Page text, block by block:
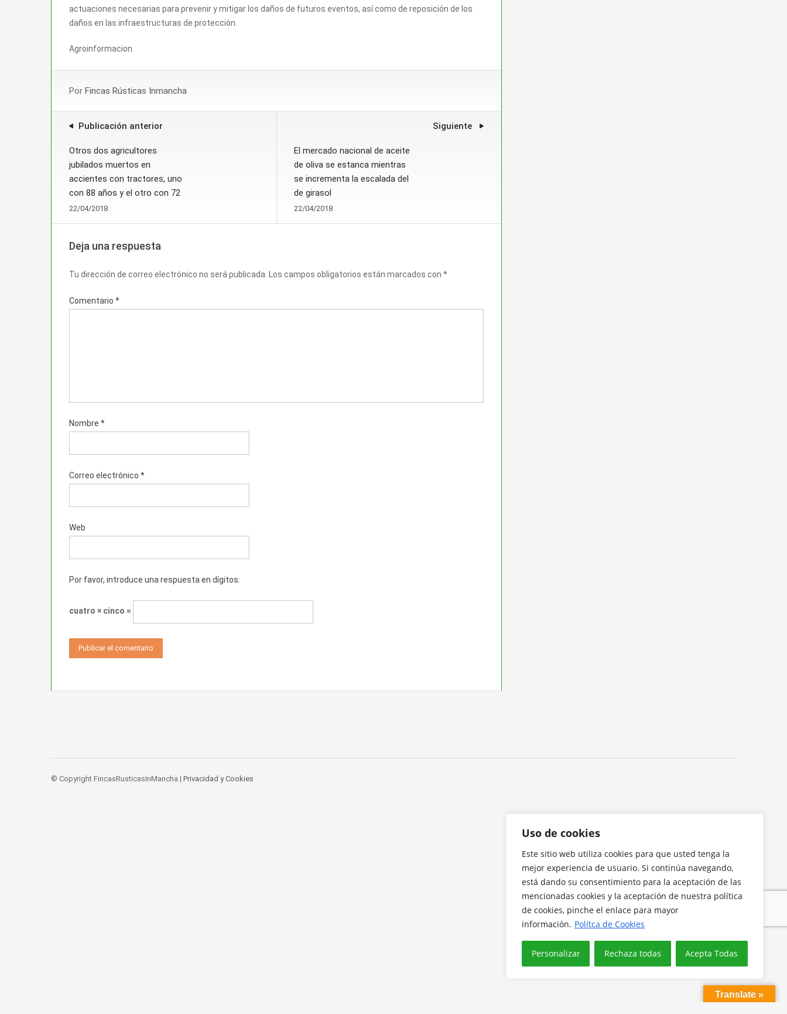
Uso de cookies
Este sitio web utiliza cookies para que usted tenga la
mejor experiencia de usuario. Si continúa navegando,
está dando su consentimiento para la aceptación de las
mencionadas cookies y la aceptación de nuestra política
de cookies, pinche el enlace para mayor
información. Polítca de Cookies
Personalizar Rechaza todas Acepta Todas
actuaciones necesarias para prevenir y mitigar los daños de futuros eventos, así como de reposición de los
daños en las infraestructuras de protección.
Agroinformacion.
Por Fincas Rústicas Inmancha
Publicación anterior
Otros dos agricultores
jubilados muertos en
accientes con tractores, uno
con 88 años y el otro con 72
22/04/2018
Siguiente
El mercado nacional de aceite
de oliva se estanca mientras
se incrementa la escalada del
de girasol
22/04/2018
Deja una respuesta
Tu dirección de correo electrónico no será publicada. Los campos obligatorios están marcados con *
Comentario *
Nombre *
Correo electrónico *
Web
Por favor, introduce una respuesta en dígitos:
cuatro × cinco =
© Copyright FincasRusticasInMancha | Privacidad y Cookies
Translate »